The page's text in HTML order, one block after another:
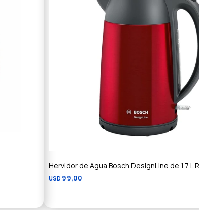
Hervidor de Agua Bosch DesignLine de 1.7 L
USD 99,00